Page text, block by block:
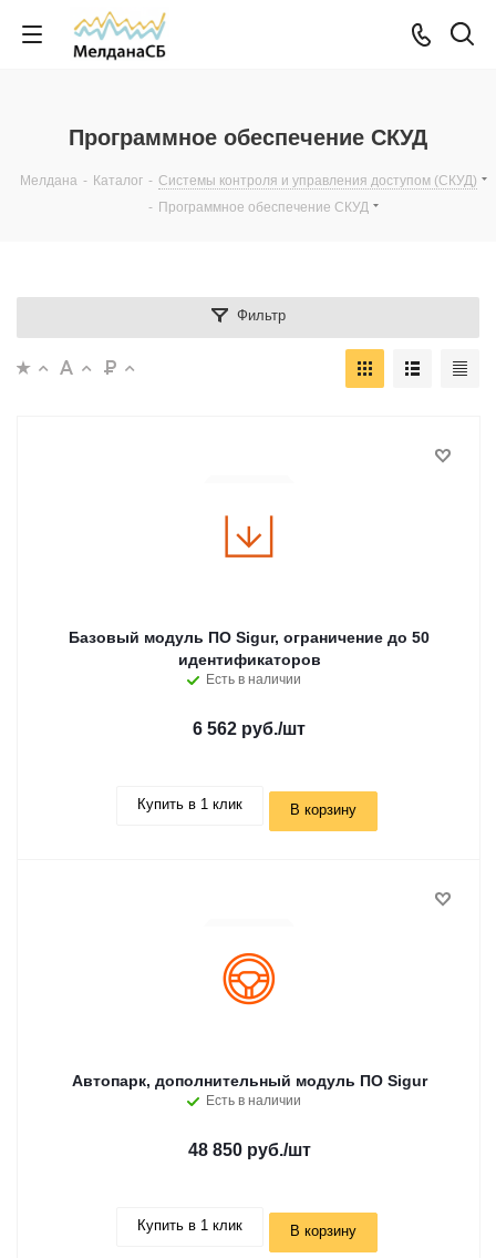
Программное обеспечение СКУД
Мелдана - Каталог - Системы контроля и управления доступом (СКУД)
- Программное обеспечение СКУД
Фильтр
Базовый модуль ПО Sigur, ограничение до 50
идентификаторов
Есть в наличии
6 562 руб./шт
Купить в 1 клик В корзину
Автопарк, дополнительный модуль ПО Sigur
Есть в наличии
48 850 руб./шт
Купить в 1 клик В корзину